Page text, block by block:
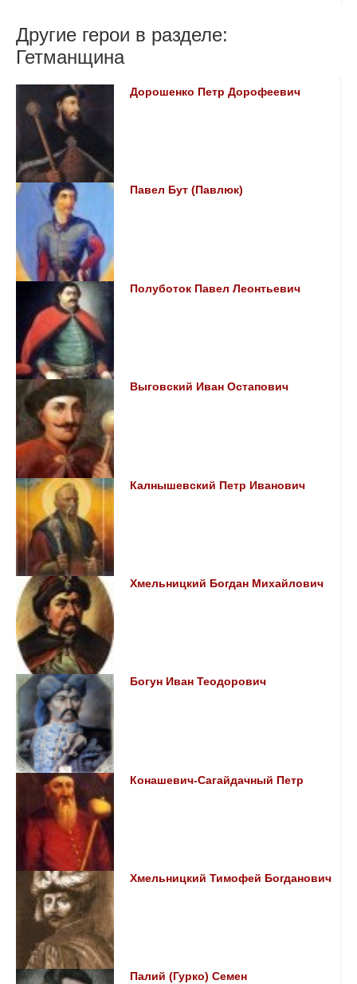
Другие герои в разделе:
Гетманщина
Дорошенко Петр Дорофеевич
Павел Бут (Павлюк)
Полуботок Павел Леонтьевич
Выговский Иван Остапович
Калнышевский Петр Иванович
Хмельницкий Богдан Михайлович
Богун Иван Теодорович
Конашевич-Сагайдачный Петр
Хмельницкий Тимофей Богданович
Палий (Гурко) Семен